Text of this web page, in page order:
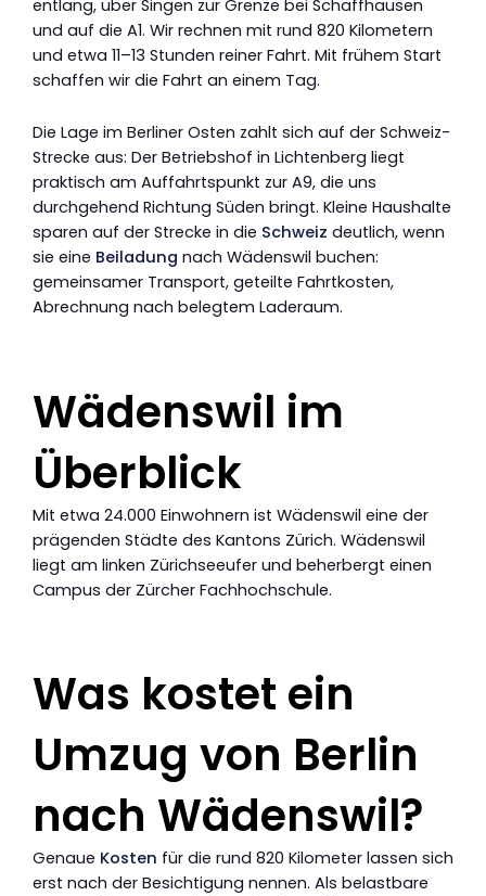
entlang, über Singen zur Grenze bei Schaffhausen
und auf die A1. Wir rechnen mit rund 820 Kilometern
und etwa 11–13 Stunden reiner Fahrt. Mit frühem Start
schaffen wir die Fahrt an einem Tag.
Die Lage im Berliner Osten zahlt sich auf der Schweiz-
Strecke aus: Der Betriebshof in Lichtenberg liegt
praktisch am Auffahrtspunkt zur A9, die uns
durchgehend Richtung Süden bringt. Kleine Haushalte
sparen auf der Strecke in die Schweiz deutlich, wenn
sie eine Beiladung nach Wädenswil buchen:
gemeinsamer Transport, geteilte Fahrtkosten,
Abrechnung nach belegtem Laderaum.
Wädenswil im
Überblick
Mit etwa 24.000 Einwohnern ist Wädenswil eine der
prägenden Städte des Kantons Zürich. Wädenswil
liegt am linken Zürichseeufer und beherbergt einen
Campus der Zürcher Fachhochschule.
Was kostet ein
Umzug von Berlin
nach Wädenswil?
Genaue Kosten für die rund 820 Kilometer lassen sich
erst nach der Besichtigung nennen. Als belastbare